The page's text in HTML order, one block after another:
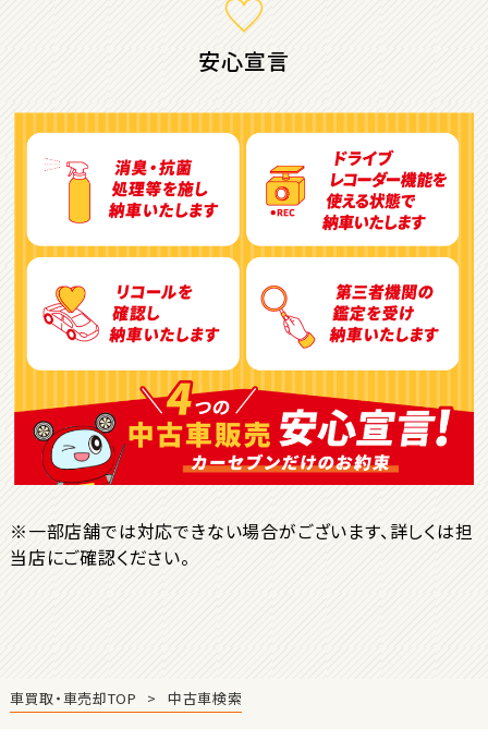
2
アルファード
位
トヨタ
ヴォクシー
ＳＵＶ・クロカン
1位
トヨタ
ヤリスクロス
安心宣言
※一部店舗では対応できない場合がございます、詳しくは担
当店にご確認ください。
車買取・車売却TOP 中古車検索